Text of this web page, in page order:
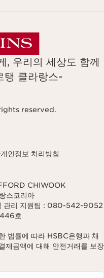
, 우리의 세상도 함께
탱 클라랑스-
reserved.
개인정보 처리방침
CHIWOOK
스코리아
관리 지원팀 : 080-542-9052
호
법률에 따라 HSBC은행과 채
제금액에 대해 안전거래를 보장